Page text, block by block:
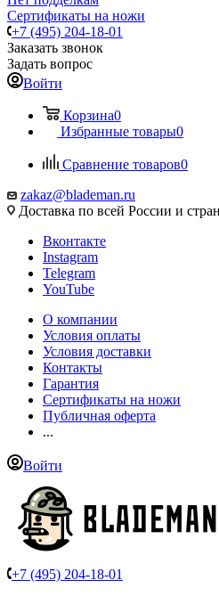
Сертификаты на ножи
+7 (495) 204-18-01
Заказать звонок
Задать вопрос
Войти
Корзина0
Избранные товары0
Сравнение товаров0
zakaz@blademan.ru
Доставка по всей России и
Вконтакте
Instagram
Telegram
YouTube
О компании
Условия оплаты
Условия доставки
Контакты
Гарантия
Сертификаты на ножи
Публичная оферта
...
Войти
+7 (495) 204-18-01